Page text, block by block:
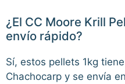
¿El CC Moore Krill
envío rápido?
Sí, estos pellets 1kg
Chachocarp y se envía